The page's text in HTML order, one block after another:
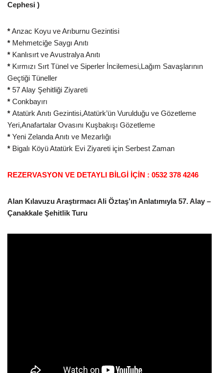
Cephesi )
*Anzac Koyu ve Arıburnu Gezintisi
* Mehmetciğe Saygı Anıtı
* Kanlısırt ve Avustralya Anıtı
* Kırmızı Sırt Tünel ve Siperler İncilemesi,Lağım Savaşlarının
Geçtiği Tüneller
* 57 Alay Şehitliği Ziyareti
* Conkbayırı
* Atatürk Anıtı Gezintisi,Atatürk’ün Vurulduğu ve Gözetleme
Yeri,Anafartalar Ovasını Kuşbakışı Gözetleme
* Yeni Zelanda Anıtı ve Mezarlığı
* Bigalı Köyü Atatürk Evi Ziyareti için Serbest Zaman
REZERVASYON VE DETAYLI BİLGİ İÇİN : 0532 378 4246
Alan Kılavuzu Araştırmacı Ali Öztaş’ın Anlatımıyla 57. Alay –
Çanakkale Şehitlik Turu